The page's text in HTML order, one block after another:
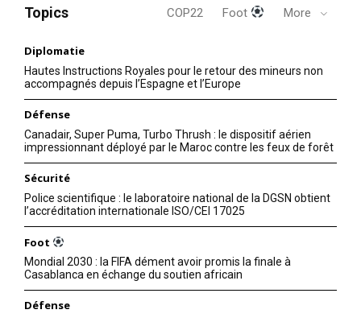
Nous contacter
Mon compte
Related
L’Allemagne appelle ses
ressortissants à quitter l’Iran
29 August 2025
pourparlers à Genève sur
fond de menace militaire
Topics COP22 Foot More
Diplomatie
Hautes Instructions Royales pour le retour des mineurs non
accompagnés depuis l’Espagne et l’Europe
Défense
Canadair, Super Puma, Turbo Thrush : le dispositif aérien
impressionnant déployé par le Maroc contre les feux de forêt
Sécurité
Police scientifique : le laboratoire national de la DGSN obtient
l’accréditation internationale ISO/CEI 17025
Foot
Mondial 2030 : la FIFA dément avoir promis la finale à
Casablanca en échange du soutien africain
Défense